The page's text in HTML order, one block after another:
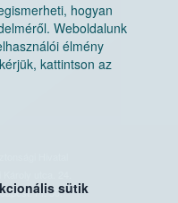
hogyan
Weboldalunk
élmény
kattintson az
sütik
Hivatal
Pf. 30.